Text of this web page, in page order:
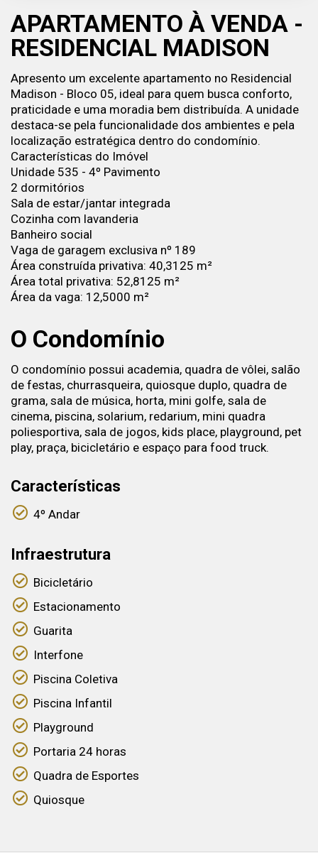
APARTAMENTO À VENDA -
RESIDENCIAL MADISON
Apresento um excelente apartamento no Residencial
Madison - Bloco 05, ideal para quem busca conforto,
praticidade e uma moradia bem distribuída. A unidade
destaca-se pela funcionalidade dos ambientes e pela
localização estratégica dentro do condomínio.
Características do Imóvel
Unidade 535 - 4º Pavimento
2 dormitórios
Sala de estar/jantar integrada
Cozinha com lavanderia
Banheiro social
Vaga de garagem exclusiva nº 189
Área construída privativa: 40,3125 m²
Área total privativa: 52,8125 m²
Área da vaga: 12,5000 m²
O Condomínio
O condomínio possui academia, quadra de vôlei, salão
de festas, churrasqueira, quiosque duplo, quadra de
grama, sala de música, horta, mini golfe, sala de
cinema, piscina, solarium, redarium, mini quadra
poliesportiva, sala de jogos, kids place, playground, pet
play, praça, bicicletário e espaço para food truck.
Características
4º Andar
Infraestrutura
Bicicletário
Estacionamento
Guarita
Interfone
Piscina Coletiva
Piscina Infantil
Playground
Portaria 24 horas
Quadra de Esportes
Quiosque